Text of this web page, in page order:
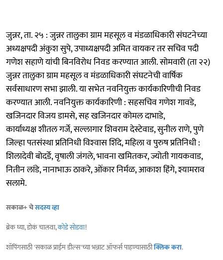
जुन्नर, ता. २५ : जुन्नर तालुका ग्राम महसूल व मंडळाधिकारी संघटनेच्या
अध्यक्षपदी अंकुश सुपे, उपाध्यक्षपदी अमित वायकर तर सचिव पदी
गणेश सहाणे यांची बिनविरोध निवड करण्यात आली. सोमवारी (ता २२)
जुन्नर तालुका ग्राम महसूल व मंडळाधिकारी संघटनेची वार्षिक
सर्वसाधारण सभा झाली. या सभेत नवनियुक्त कार्यकारिणीची निवड
करण्यात आली. नवनियुक्त कार्यकारिणी : सहसचिव गणेश गावडे,
खजिनदार विजय डामसे, सह खजिनदार कोमल दाभाडे,
कार्याध्यक्ष शीतल गर्जे, सल्लागार शिवराम देस्टेवाड, सुनील राणे, पुणे
जिल्हा पतसंस्था प्रतिनिधी विश्‍वास शिंदे, महिला व पुरुष प्रतिनिधी :
शिलादेवी बोदर्डे, वृषाली जंगले, भावना खमितकर, ज्योती गायकवाड,
नितीन लांडे, नानाभाऊ ठाकरे, ओंकार निर्मळ, आकाश हिंगे, श्यामराव
सलामे.
सकाळ+ चेसदस्य व्हा
ब्रेक घ्या, डोकं चालवा,कोडे सोडवा!
शॉपिंगसाठी 'सकाळ प्राईम डील्स'च्या भन्नाट ऑफर्स पाहण्यासाठीक्लिक करा.